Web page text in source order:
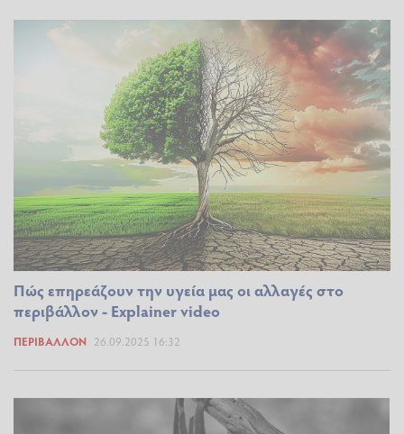
Πώς επηρεάζουν την υγεία μας οι αλλαγές στο
περιβάλλον - Explainer video
ΠΕΡΙΒΆΛΛΟΝ 26.09.2025 16:32